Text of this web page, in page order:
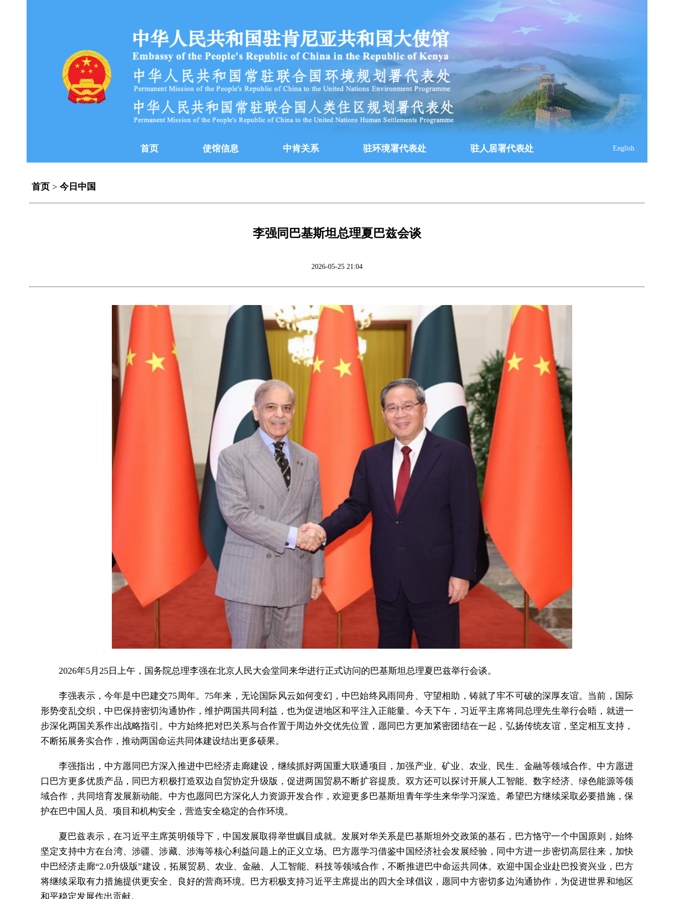
首页 使馆信息 中肯关系 驻环境署代表处 驻人居署代表处 English
首页 > 今日中国
李强同巴基斯坦总理夏巴兹会谈
2026-05-25 21:04
2026年5月25日上午，国务院总理李强在北京人民大会堂同来华进行正式访问的巴基斯坦总理夏巴兹举行会谈。
李强表示，今年是中巴建交75周年。75年来，无论国际风云如何变幻，中巴始终风雨同舟、守望相助，铸就了牢不可破的深厚友谊。当前，国际
形势变乱交织，中巴保持密切沟通协作，维护两国共同利益，也为促进地区和平注入正能量。今天下午，习近平主席将同总理先生举行会晤，就进一
步深化两国关系作出战略指引。中方始终把对巴关系与合作置于周边外交优先位置，愿同巴方更加紧密团结在一起，弘扬传统友谊，坚定相互支持，
不断拓展务实合作，推动两国命运共同体建设结出更多硕果。
李强指出，中方愿同巴方深入推进中巴经济走廊建设，继续抓好两国重大联通项目，加强产业、矿业、农业、民生、金融等领域合作。中方愿进
口巴方更多优质产品，同巴方积极打造双边自贸协定升级版，促进两国贸易不断扩容提质。双方还可以探讨开展人工智能、数字经济、绿色能源等领
域合作，共同培育发展新动能。中方也愿同巴方深化人力资源开发合作，欢迎更多巴基斯坦青年学生来华学习深造。希望巴方继续采取必要措施，保
护在巴中国人员、项目和机构安全，营造安全稳定的合作环境。
夏巴兹表示，在习近平主席英明领导下，中国发展取得举世瞩目成就。发展对华关系是巴基斯坦外交政策的基石，巴方恪守一个中国原则，始终
坚定支持中方在台湾、涉疆、涉藏、涉海等核心利益问题上的正义立场。巴方愿学习借鉴中国经济社会发展经验，同中方进一步密切高层往来，加快
中巴经济走廊“2.0升级版”建设，拓展贸易、农业、金融、人工智能、科技等领域合作，不断推进巴中命运共同体。欢迎中国企业赴巴投资兴业，巴方
将继续采取有力措施提供更安全、良好的营商环境。巴方积极支持习近平主席提出的四大全球倡议，愿同中方密切多边沟通协作，为促进世界和地区
和平稳定发展作出贡献。